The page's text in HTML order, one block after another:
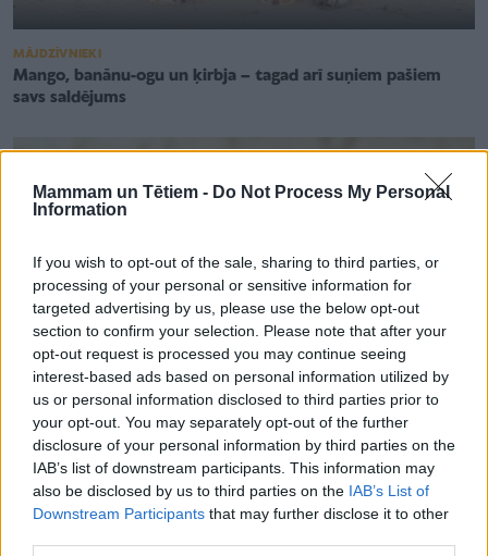
Mammam un Tētiem - Do Not Process My Personal
Information
If you wish to opt-out of the sale, sharing to third parties, or
processing of your personal or sensitive information for
targeted advertising by us, please use the below opt-out
section to confirm your selection. Please note that after your
opt-out request is processed you may continue seeing
interest-based ads based on personal information utilized by
us or personal information disclosed to third parties prior to
your opt-out. You may separately opt-out of the further
disclosure of your personal information by third parties on the
IAB’s list of downstream participants. This information may
also be disclosed by us to third parties on the IAB’s List of
Downstream Participants that may further disclose it to other
MĀJDZĪVNIEKI
Mango, banānu-ogu un ķirbja – tagad arī suņiem pašiem
savs saldējums
GATAVOŠANA PA SOĻIEM
Šokolādes saldējums ar avokado – piemērots arī pavisam
maziņiem. RECEPTE